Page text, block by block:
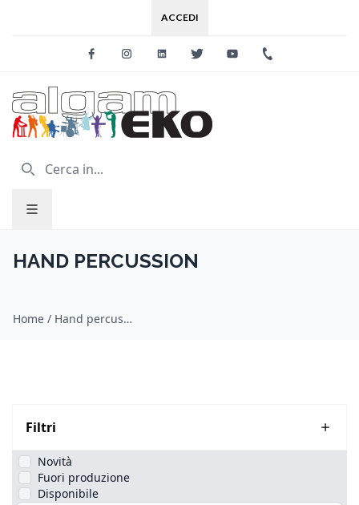
ACCEDI
FacebookInstagramLinkedinTwitter Youtube
HAND PERCUSSION
Home / Hand percussion
Filtri
Novità
Fuori produzione
Disponibile